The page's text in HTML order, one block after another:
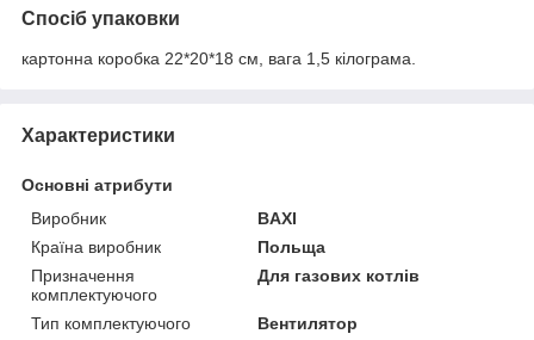
Спосіб упаковки
картонна коробка 22*20*18 см, вага 1,5 кілограма.
Характеристики
Основні атрибути
Виробник
BAXI
Країна виробник
Польща
Призначення
комплектуючого
Для газових котлів
Тип комплектуючого
Вентилятор